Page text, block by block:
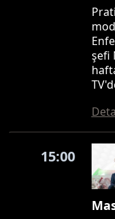
şefi
15:00